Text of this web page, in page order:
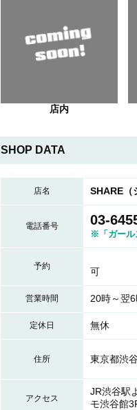
店内
SHOP DATA
店名 SHARE（
電話番号 03-
※「ガール
予約 可
営業時間 20時～翌
定休日 無休
住所 東京都渋
アクセス
JR渋谷駅
モ渋谷館